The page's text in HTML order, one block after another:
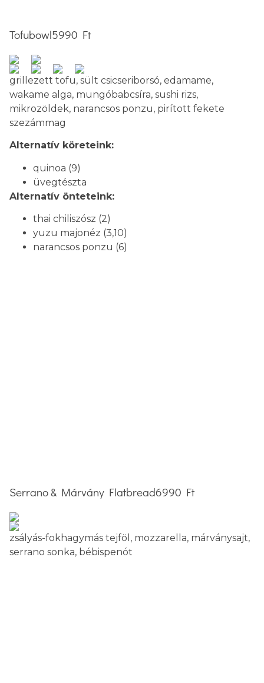
Tofubowl5990 Ft
grillezett tofu, sült csicseriborsó, edamame,
wakame alga, mungóbabcsíra, sushi rizs,
mikrozöldek, narancsos ponzu, pirított fekete
szezámmag
Alternatív köreteink:
quinoa (9)
üvegtészta
Alternatív önteteink:
thai chiliszósz (2)
yuzu majonéz (3,10)
narancsos ponzu (6)
Serrano & Márvány Flatbread6990 Ft
zsályás-fokhagymás tejföl, mozzarella, márványsajt,
serrano sonka, bébispenót